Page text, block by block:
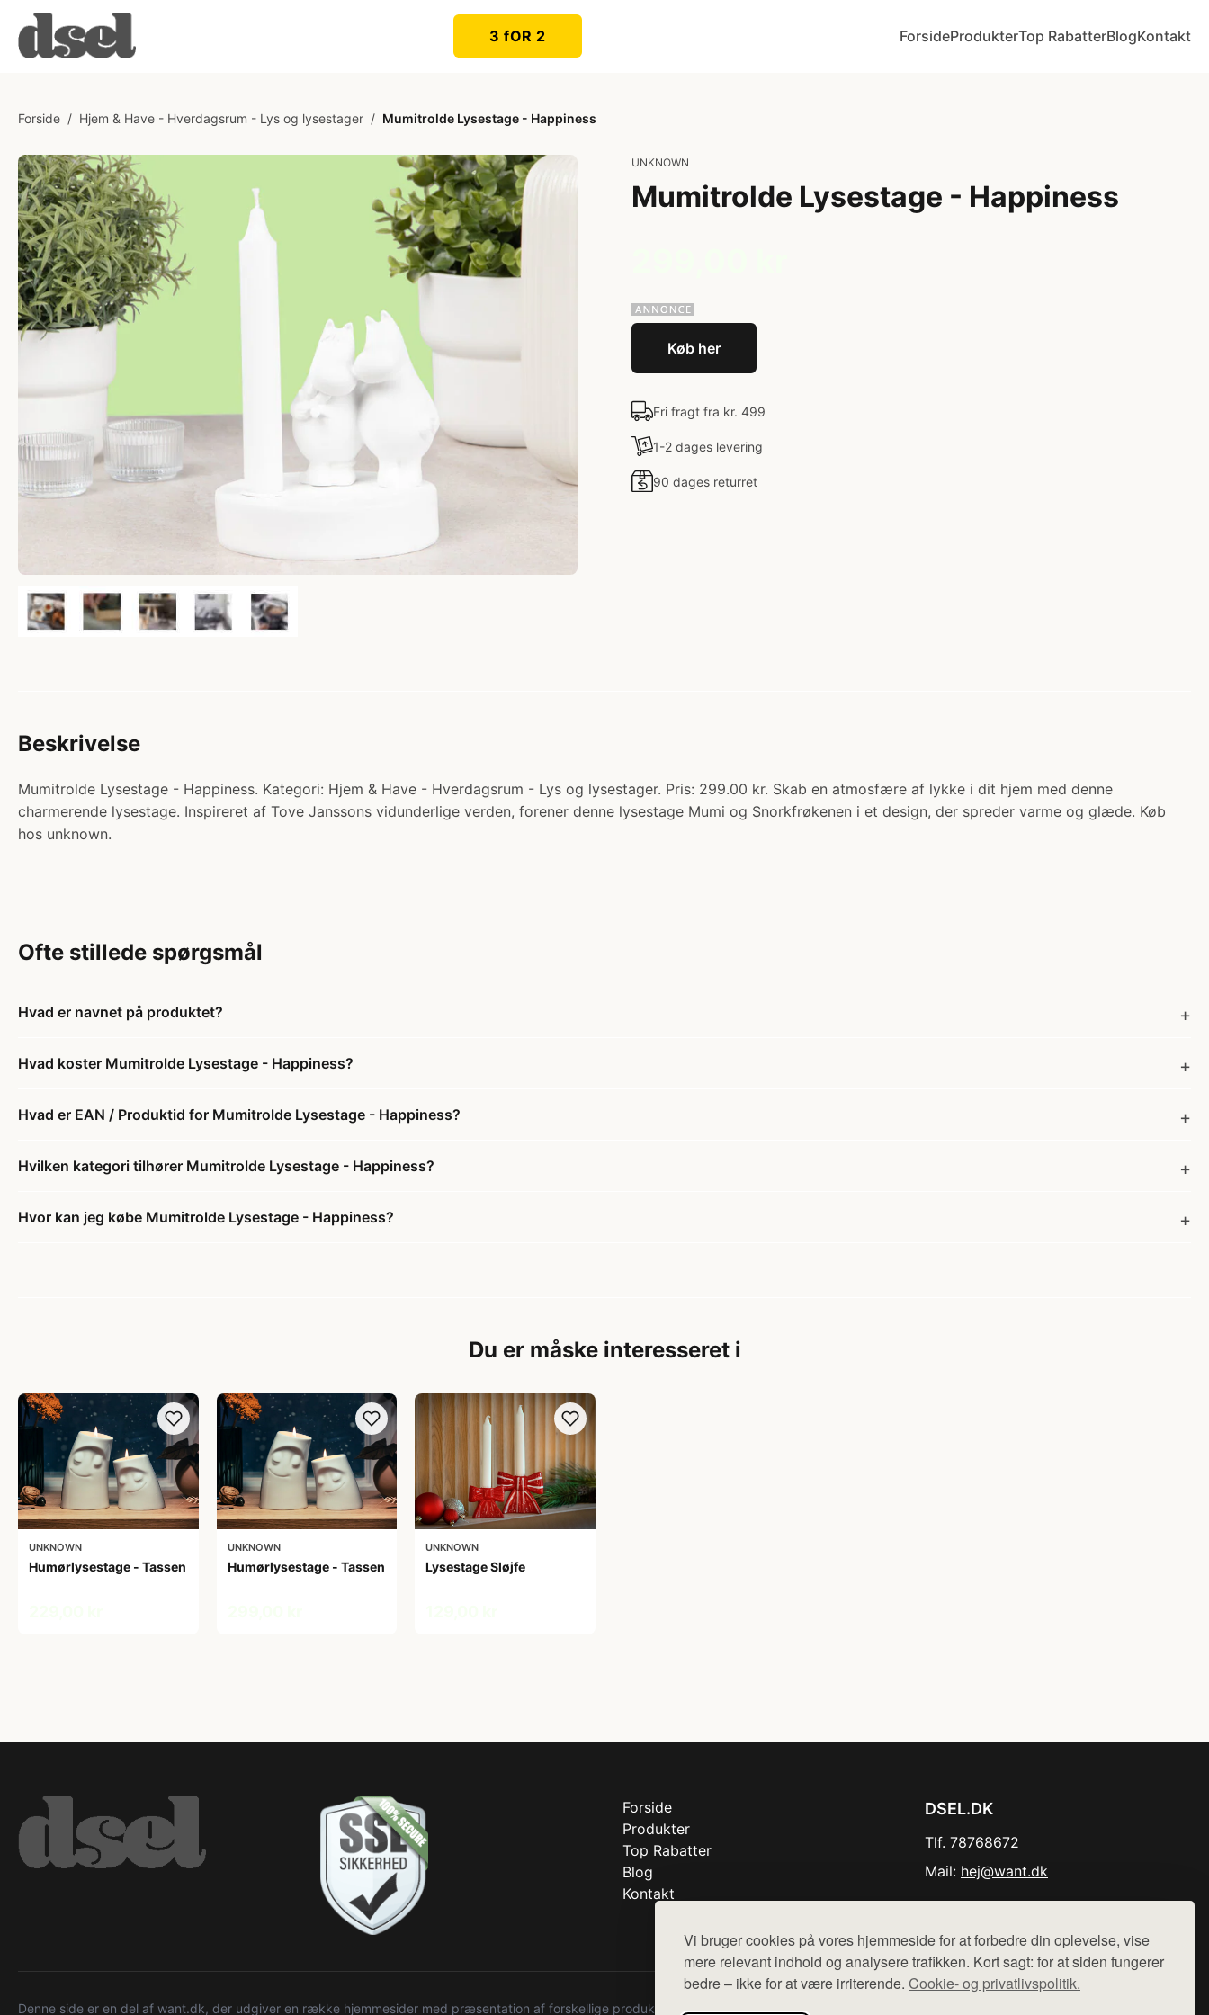
Vi bruger cookies på vores hjemmeside for at forbedre din oplevelse, vise
mere relevant indhold og analysere trafikken. Kort sagt: for at siden fungerer
bedre – ikke for at være irriterende. Cookie- og privatlivspolitik.
3 fOR 2 ForsideProdukterTop RabatterBlogKontakt
Forside / Hjem & Have - Hverdagsrum - Lys og lysestager / Mumitrolde Lysestage - Happiness
UNKNOWN
Mumitrolde Lysestage - Happiness
Køb her
Fri fragt fra kr. 499
1-2 dages levering
90 dages returret
Beskrivelse
Mumitrolde Lysestage - Happiness. Kategori: Hjem & Have - Hverdagsrum - Lys og lysestager. Pris: 299.00 kr. Skab en atmosfære af lykke i dit hjem med denne
charmerende lysestage. Inspireret af Tove Janssons vidunderlige verden, forener denne lysestage Mumi og Snorkfrøkenen i et design, der spreder varme og glæde. Køb
hos unknown.
Ofte stillede spørgsmål
Hvad er navnet på produktet?
Hvad koster Mumitrolde Lysestage - Happiness?
Hvad er EAN / Produktid for Mumitrolde Lysestage - Happiness?
Hvilken kategori tilhører Mumitrolde Lysestage - Happiness?
Hvor kan jeg købe Mumitrolde Lysestage - Happiness?
Du er måske interesseret i
UNKNOWN
Humørlysestage - Tassen
UNKNOWN
Humørlysestage - Tassen
UNKNOWN
Lysestage Sløjfe
Forside
Produkter
Top Rabatter
Blog
Kontakt
DSEL.DK
Tlf. 78768672
Mail: hej@want.dk
Denne side er en del af want.dk, der udgiver en række hjemmesider med præsentation af forskellige produkter fra diverse webshops. Der sælges ikke varer fra denne side - vi henviser til de shops,